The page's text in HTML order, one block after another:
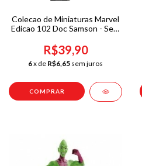
Colecao de Miniaturas Marvel
Edicao 102 Doc Samson - Sem
R$39,90
6x de R$6,65 sem juros